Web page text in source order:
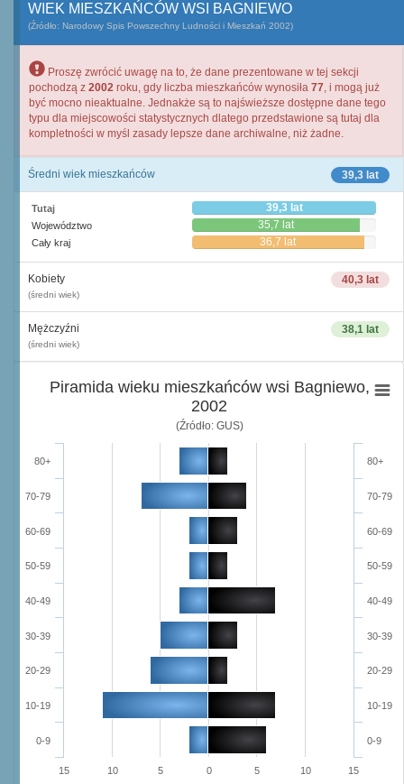
WIEK MIESZKAŃCÓW WSI BAGNIEWO
(Źródło: Narodowy Spis Powszechny Ludności i Mieszkań 2002)
Proszę zwrócić uwagę na to, że dane prezentowane w tej sekcji
pochodzą z 2002 roku, gdy liczba mieszkańców wynosiła 77, i mogą już
być mocno nieaktualne. Jednakże są to najświeższe dostępne dane tego
typu dla miejscowości statystycznych dlatego przedstawione są tutaj dla
kompletności w myśl zasady lepsze dane archiwalne, niż żadne.
39,3 lat
Średni wiek mieszkańców
Tutaj 39,3 lat
Województwo 35,7 lat
Cały kraj 36,7 lat
40,3 lat
Kobiety
(średni wiek)
38,1 lat
Mężczyźni
(średni wiek)
Piramida wieku mieszkańców wsi Bagniewo,
2002
(Źródło: GUS)
0-9
10-19
20-29
30-39
40-49
50-59
60-69
70-79
80+
0-9
10-19
20-29
30-39
40-49
50-59
60-69
70-79
80+
15 10 5 0 5 10 15